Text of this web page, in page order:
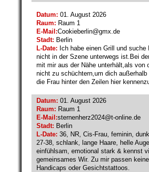
Datum: 01. August 2026
Raum: Raum 1
E-Mail:Cookieberlin@gmx.de
Stadt: Berlin
L-Date: Ich habe einen Grill und
nicht in der Szene unterwegs ist.Bei
mit mir aus der Nähe unterhält,als von
nicht zu schüchtern,um dich
die Frau hinter den Zeilen hier
Datum: 01. August 2026
Raum: Raum 1
E-Mail:sternenherz2024@t-online.de
Stadt: Berlin
L-Date: 36, NR, Cis-Frau, feminin,
27-38, schlank, lange Haare, helle
einfühlsam, emotional stark & kennst
gemeinsames Wir. Zu mir passen
Handicaps oder Gesichtstattoos.